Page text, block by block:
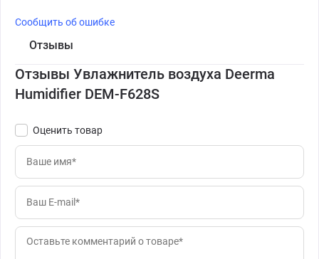
Сообщить об ошибке
Отзывы
Отзывы Увлажнитель воздуха Deerma
Humidifier DEM-F628S
Оценить товар